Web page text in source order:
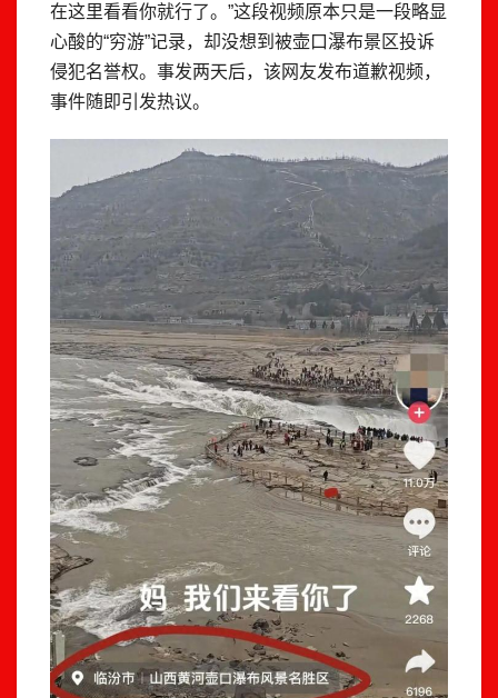
在这里看看你就行了。”这段视频原本只是一段略显
心酸的“穷游”记录，却没想到被壶口瀑布景区投诉
侵犯名誉权。事发两天后，该网友发布道歉视频，
事件随即引发热议。